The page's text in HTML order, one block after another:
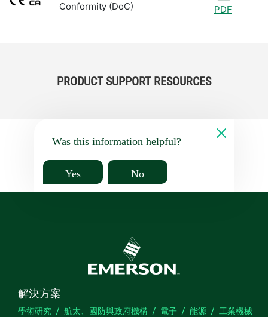
Conformity (DoC)
PDF
PRODUCT SUPPORT RESOURCES
Was this information helpful?
Yes No
解決方案
學術研究 航太、國防與政府機構 電子 能源
工業機械